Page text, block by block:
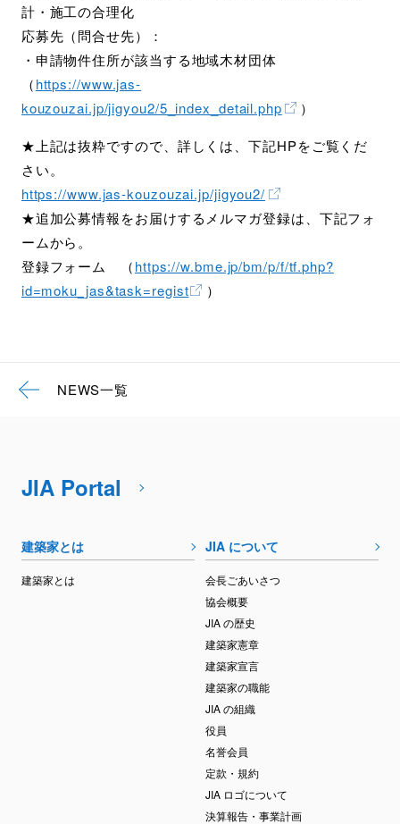
計・施工の合理化
応募先（問合せ先）：
・申請物件住所が該当する地域木材団体
（https://www.jas-
kouzouzai.jp/jigyou2/5_index_detail.php
）
★上記は抜粋ですので、詳しくは、下記HPをご覧くだ
さい。
https://www.jas-kouzouzai.jp/jigyou2/
★追加公募情報をお届けするメルマガ登録は、下記フォ
ームから。
登録フォーム （https://w.bme.jp/bm/p/f/tf.php?
id=moku_jas&task=regist
）
NEWS一覧
JIA Portal
建築家とは
建築家とは
JIA について
会長ごあいさつ
協会概要
JIA の歴史
建築家憲章
建築家宣言
建築家の職能
JIA の組織
役員
名誉会員
定款・規約
JIA ロゴについて
決算報告・事業計画